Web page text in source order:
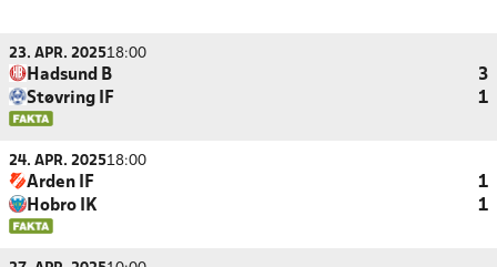
23. APR. 202518:00
Hadsund B
3
Støvring IF
1
24. APR. 202518:00
Arden IF
1
Hobro IK
1